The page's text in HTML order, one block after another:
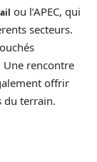
ou l’APEC, qui
secteurs.
Une rencontre
offrir
du terrain.